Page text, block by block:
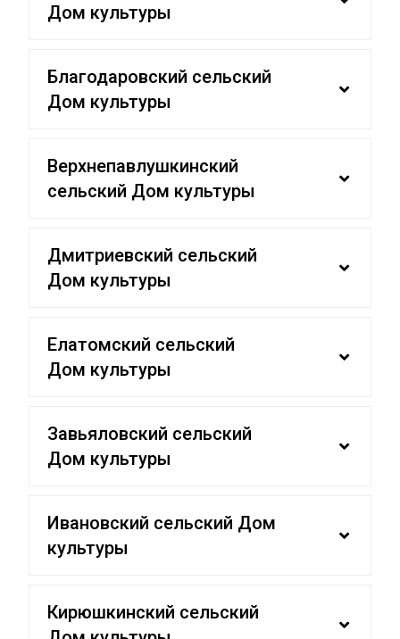
Дом культуры
Благодаровский сельский
Дом культуры
Верхнепавлушкинский
сельский Дом культуры
Дмитриевский сельский
Дом культуры
Елатомский сельский
Дом культуры
Завьяловский сельский
Дом культуры
Ивановский сельский Дом
культуры
Кирюшкинский сельский